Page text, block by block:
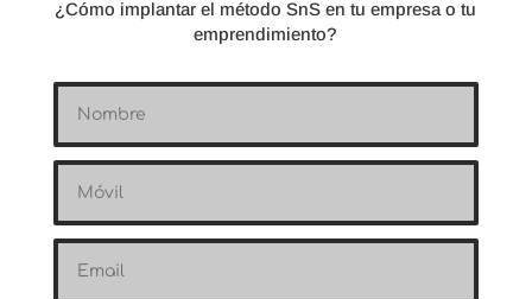
¿Cómo implantar el método SnS en tu empresa o tu
emprendimiento?